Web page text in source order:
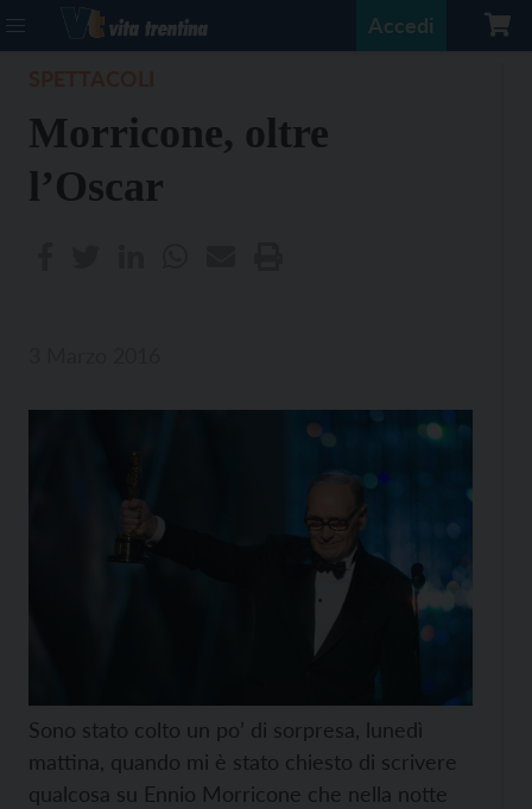
Accedi
Morricone, oltre
l’Oscar
Sono stato colto un po’ di sorpresa, lunedì
mattina, quando mi è stato chiesto di scrivere
qualcosa su Ennio Morricone che nella notte